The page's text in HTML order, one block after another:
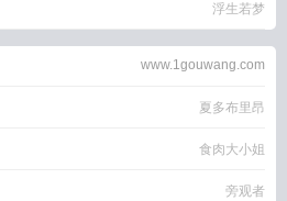
浮生若梦
www.1gouwang.com
夏多布里昂
食肉大小姐
旁观者